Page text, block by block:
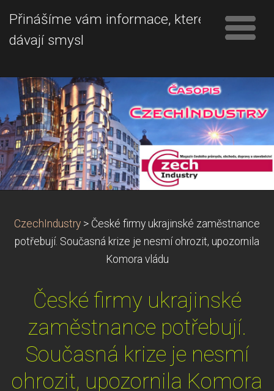
Přinášíme vám informace, které
dávají smysl
CzechIndustry > České firmy ukrajinské zaměstnance
potřebují. Současná krize je nesmí ohrozit, upozornila
Komora vládu
České firmy ukrajinské
zaměstnance potřebují.
Současná krize je nesmí
ohrozit, upozornila Komora